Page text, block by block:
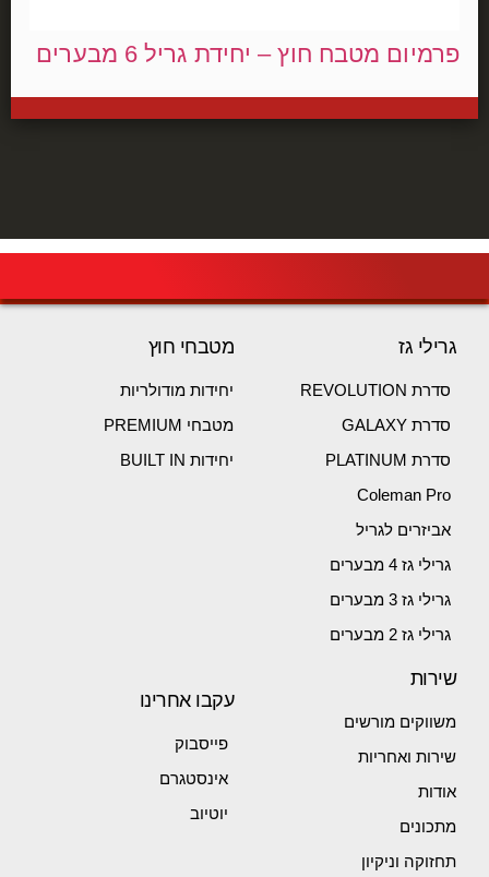
פרמיום מטבח חוץ – יחידת גריל 6 מבערים
גרילי גז
סדרת REVOLUTION
סדרת GALAXY
סדרת PLATINUM
Coleman Pro
אביזרים לגריל
גרילי גז 4 מבערים
גרילי גז 3 מבערים
גרילי גז 2 מבערים
מטבחי חוץ
יחידות מודולריות
מטבחי PREMIUM
יחידות BUILT IN
שירות
משווקים מורשים
שירות ואחריות
אודות
מתכונים
תחזוקה וניקיון
עקבו אחרינו
פייסבוק
אינסטגרם
יוטיוב